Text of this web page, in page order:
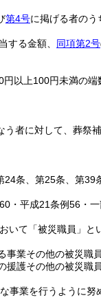
第4号に掲げる者のう
する金額、 同項第2号
以上100円未満の
者に対して、葬祭
24条、第25条、第39
・平成21条例56・
いて「被災職員」と
業その他の被災職
護その他の被災職
業を行うように努